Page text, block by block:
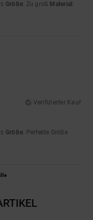
Größe: Zu groß Material :
Verifizierter Kauf
Größe: Perfekte Größe